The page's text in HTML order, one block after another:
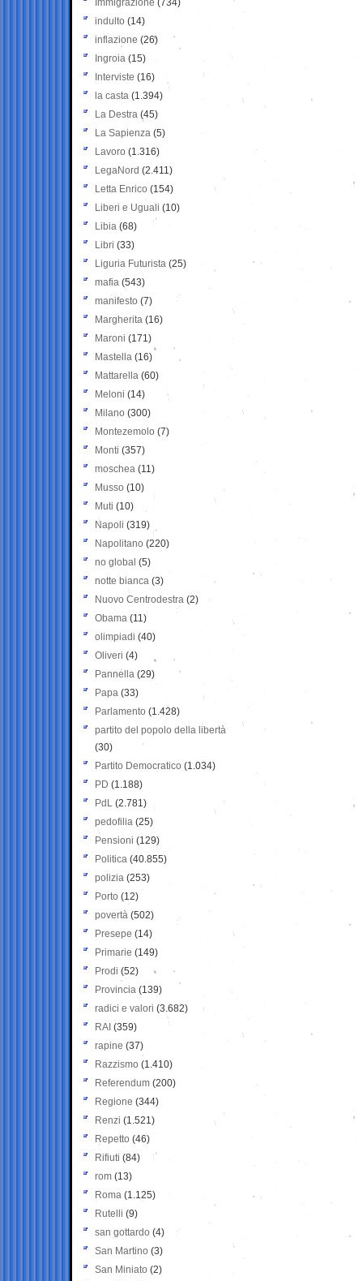
Immigrazione (734)
indulto (14)
inflazione (26)
Ingroia (15)
Interviste (16)
la casta (1.394)
La Destra (45)
La Sapienza (5)
Lavoro (1.316)
LegaNord (2.411)
Letta Enrico (154)
Liberi e Uguali (10)
Libia (68)
Libri (33)
Liguria Futurista (25)
mafia (543)
manifesto (7)
Margherita (16)
Maroni (171)
Mastella (16)
Mattarella (60)
Meloni (14)
Milano (300)
Montezemolo (7)
Monti (357)
moschea (11)
Musso (10)
Muti (10)
Napoli (319)
Napolitano (220)
no global (5)
notte bianca (3)
Nuovo Centrodestra (2)
Obama (11)
olimpiadi (40)
Oliveri (4)
Pannella (29)
Papa (33)
Parlamento (1.428)
partito del popolo della libertà
(30)
Partito Democratico (1.034)
PD (1.188)
PdL (2.781)
pedofilia (25)
Pensioni (129)
Politica (40.855)
polizia (253)
Porto (12)
povertà (502)
Presepe (14)
Primarie (149)
Prodi (52)
Provincia (139)
radici e valori (3.682)
RAI (359)
rapine (37)
Razzismo (1.410)
Referendum (200)
Regione (344)
Renzi (1.521)
Repetto (46)
Rifiuti (84)
rom (13)
Roma (1.125)
Rutelli (9)
san gottardo (4)
San Martino (3)
San Miniato (2)